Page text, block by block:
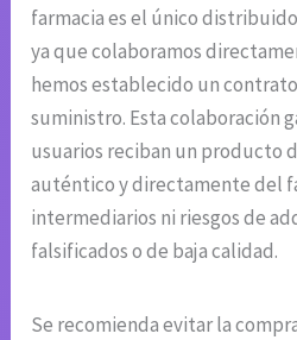
farmacia es el único
ya que colaboramos
hemos establecido un
suministro. Esta colaboración
usuarios reciban un producto
auténtico y directamente del
intermediarios ni riesgos de
falsificados o de baja calidad.
Se recomienda evitar la